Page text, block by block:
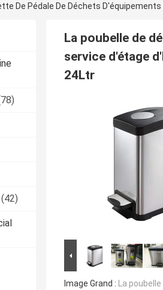
(42)
La poubelle de
service d'étage
24Ltr
Image Grand : La